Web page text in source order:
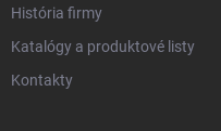
História firmy
Katalógy a produktové listy
Kontakty